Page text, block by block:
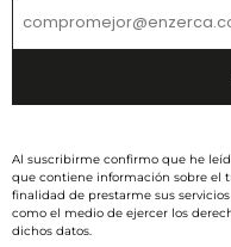
Al suscribirme confirmo que he
que contiene información sobre el
finalidad de prestarme sus
como el medio de ejercer los
dichos datos.